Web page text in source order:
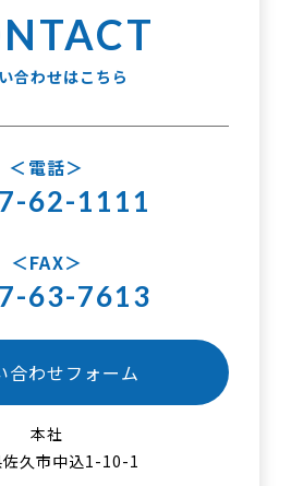
合わせはこちら
電話
62-1111
FAX
63-7613
合わせフォーム
本社
佐久市中込1-10-1